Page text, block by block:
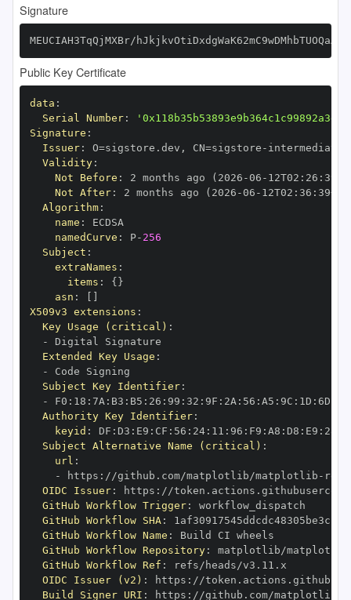
Signature
MEUCIAH3TqQjMXBr/
Public Key Certificate
data :
Serial Number:
Signature :
Issuer: O=sigstore.dev , CN=sigstore -
Validity:
Not Before : 2 months ago (2026 -06 - 12T02 : 26 :
Not After: 2 months ago (2026 -06 - 12T02 : 36 : 39+00
Algorithm:
name :
namedCurve : P- 256
Subject :
extraNames :
items : { }
asn :
X509v3 extensions :
Key Usage (critical) :
-
Extended Key Usage :
-
Subject Key Identifier:
-
F0 : 18 : 7A : B3 : B5 : 26 : 99 : 32 : 9F : 2A : 56 : A5 : 9C : 1D : 6D
Authority Key Identifier:
keyid : DF : D3 : E9 : CF : 56 : 24: 11 : 96 : F9 : A8 : D8 : E9 : 28
Subject Alternative Name (critical) :
url :
-
https : //github.com/matplotlib/matplotlib -
OIDC Issuer: https :
GitHub Workflow Trigger:
GitHub Workflow SHA:
GitHub Workflow Name :
GitHub Workflow Repository: matplotlib/matplotlib
GitHub Workflow Ref :
OIDC Issuer (v2) : https :
Build Signer URI : https : //github.com/matplotlib/